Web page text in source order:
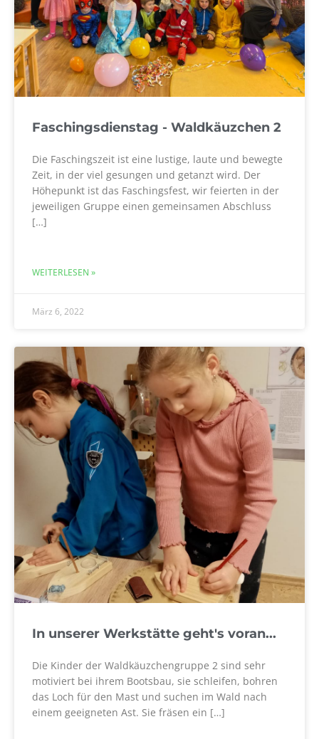
Faschingsdienstag - Waldkäuzchen 2
Die Faschingszeit ist eine lustige, laute und bewegte
Zeit, in der viel gesungen und getanzt wird. Der
Höhepunkt ist das Faschingsfest, wir feierten in der
jeweiligen Gruppe einen gemeinsamen Abschluss
[…]
WEITERLESEN »
März 6, 2022
In unserer Werkstätte geht's voran...
Die Kinder der Waldkäuzchengruppe 2 sind sehr
motiviert bei ihrem Bootsbau, sie schleifen, bohren
das Loch für den Mast und suchen im Wald nach
einem geeigneten Ast. Sie fräsen ein […]